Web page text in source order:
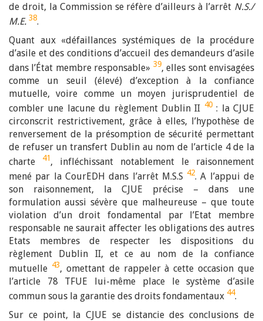
de droit, la Commission se réfère d’ailleurs à l’arrêt N.S./
M.E. 38.
Quant aux «défaillances systémiques de la procédure
d’asile et des conditions d’accueil des demandeurs d’asile
dans l’État membre responsable» 39, elles sont envisagées
comme un seuil (élevé) d’exception à la confiance
mutuelle, voire comme un moyen jurisprudentiel de
combler une lacune du règlement Dublin II 40: la CJUE
circonscrit restrictivement, grâce à elles, l’hypothèse de
renversement de la présomption de sécurité permettant
de refuser un transfert Dublin au nom de l’article 4 de la
charte
41, infléchissant notablement le raisonnement
mené par la CourEDH dans l’arrêt M.S.S 42. A l’appui de
son raisonnement, la CJUE précise – dans une
formulation aussi sévère que malheureuse – que toute
violation d’un droit fondamental par l’Etat membre
responsable ne saurait affecter les obligations des autres
Etats membres de respecter les dispositions du
règlement Dublin II, et ce au nom de la confiance
mutuelle 43, omettant de rappeler à cette occasion que
l’article 78 TFUE lui-même place le système d’asile
commun sous la garantie des droits fondamentaux 44.
Sur ce point, la CJUE se distancie des conclusions de